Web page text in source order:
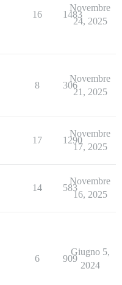
16 1483
Novembre
24, 2025
8 306
Novembre
21, 2025
17 1290
Novembre
17, 2025
14 583
Novembre
16, 2025
6 909
Giugno 5,
2024